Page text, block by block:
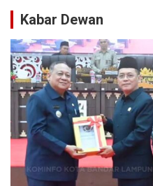
Kabar Dewan